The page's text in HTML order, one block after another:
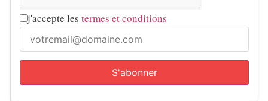
j'accepte les termes et conditions